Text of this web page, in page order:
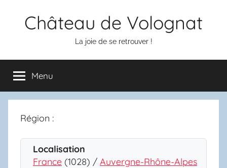
Château de Volognat
La joie de se retrouver !
Menu
Région :
Localisation
France (1028) / Auvergne-Rhône-Alpes